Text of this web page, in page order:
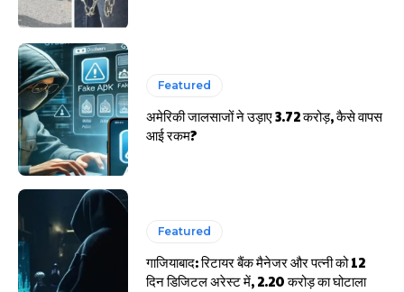
Featured
अमेरिकी जालसाजों ने उड़ाए 3.72 करोड़, कैसे वापस
आई रकम?
Featured
गाजियाबाद: रिटायर बैंक मैनेजर और पत्नी को 12
दिन डिजिटल अरेस्ट में, 2.20 करोड़ का घोटाला